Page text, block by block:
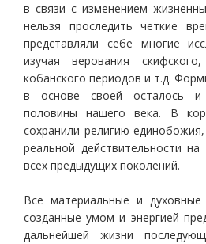
в связи с изменением
нельзя проследить четкие
представляли себе многие
изучая верования
кобанского периодов и т.д.
в основе своей осталось и
половины нашего века. В
сохранили религию
реальной действительности
всех предыдущих поколений.
Все материальные и
созданные умом и энергией
дальнейшей жизни